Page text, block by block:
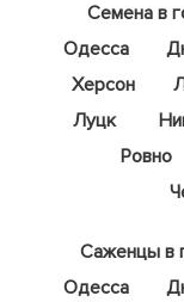
Семена в
Одесса
Херсон
Луцк
Ровно
Саженцы в
Одесса